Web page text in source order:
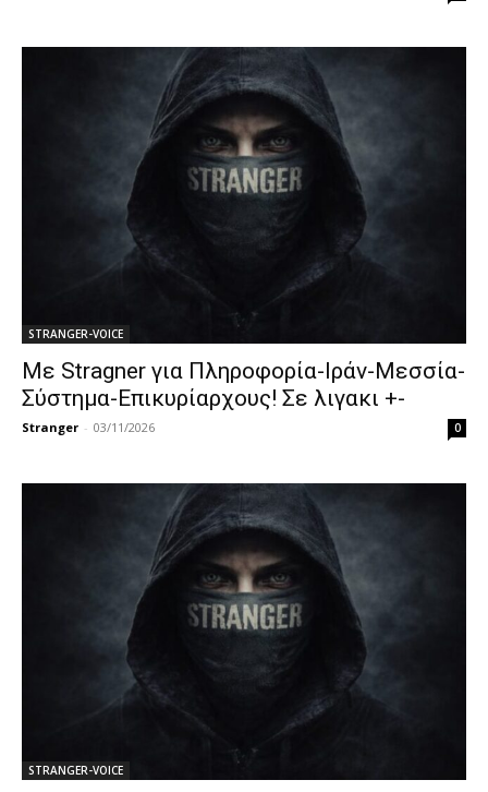
STRANGER-VOICE
Με Stragner για Πληροφορία-Ιράν-Μεσσία-
Σύστημα-Επικυρίαρχους! Σε λιγακι +-
Stranger - 03/11/2026 0
STRANGER-VOICE